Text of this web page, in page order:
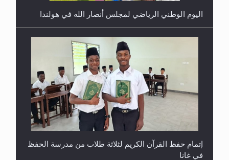
اليوم الوطني الرياضي لمجلس أنصار الله في هولندا
إتمام حفظ القرآن الكريم لثلاثة طلاب من مدرسة الحفظ
في غانا